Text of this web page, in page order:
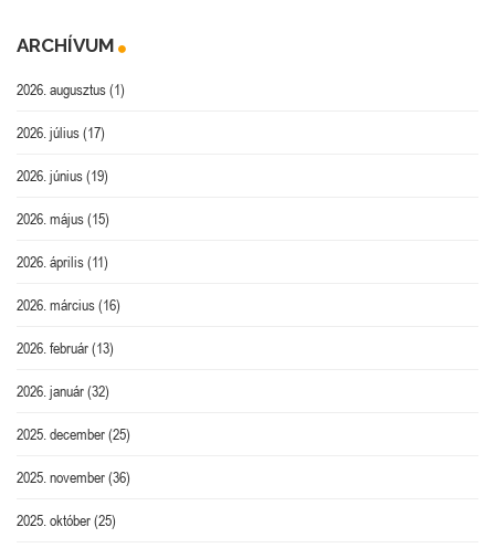
ARCHÍVUM
2026. augusztus(1)
2026. július(17)
2026. június(19)
2026. május(15)
2026. április(11)
2026. március(16)
2026. február(13)
2026. január(32)
2025. december(25)
2025. november(36)
2025. október(25)